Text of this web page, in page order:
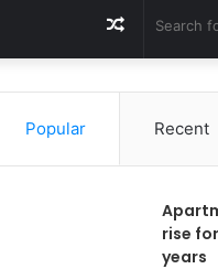
Random
Article
Popular Recent
rise
years